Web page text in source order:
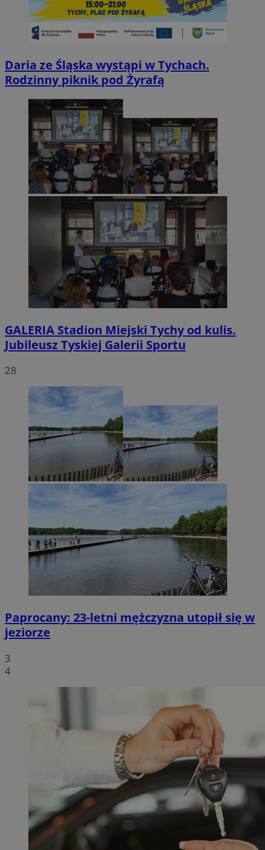
Daria ze Śląska wystąpi w Tychach.
Rodzinny piknik pod Żyrafą
GALERIA Stadion Miejski Tychy od kulis.
Jubileusz Tyskiej Galerii Sportu
28
Paprocany: 23-letni mężczyzna utopił się w
jeziorze
3
4